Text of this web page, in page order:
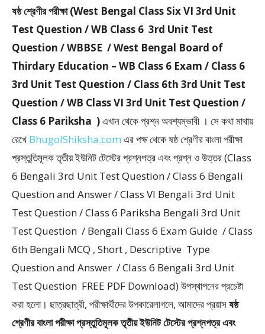
ষষ্ঠ শ্রেণীর পরীক্ষা (West Bengal Class Six VI 3rd Unit
Test Question / WB Class 6 3rd Unit Test
Question / WBBSE / West Bengal Board of
Thirdary Education – WB Class 6 Exam / Class 6
3rd Unit Test Question / Class 6th 3rd Unit Test
Question / WB Class VI 3rd Unit Test Question /
Class 6 Pariksha )এখান থেকে প্রশ্ন অবশ্যম্ভাবী । সে কথা মাথায়
রেখে BhugolShiksha.com এর পক্ষ থেকে ষষ্ঠ শ্রেণীর বাংলা পরীক্ষা
প্রস্তুতিমূলক তৃতীয় ইউনিট টেস্টের প্রশ্নপত্র এবং প্রশ্ন ও উত্তর (Class
6 Bengali 3rd Unit Test Question / Class 6 Bengali
Question and Answer / Class VI Bengali 3rd Unit
Test Question / Class 6 Pariksha Bengali 3rd Unit
Test Question / Bengali Class 6 Exam Guide / Class
6th Bengali MCQ , Short , Descriptive Type
Question and Answer / Class 6 Bengali 3rd Unit
Test Question FREE PDF Download) উপস্থাপনের প্রচেষ্টা
করা হলাে। ছাত্রছাত্রী, পরীক্ষার্থীদের উপকারেলাগলে, আমাদের প্রয়াসষষ্ঠ
শ্রেণীর বাংলা পরীক্ষা প্রস্তুতিমূলক তৃতীয় ইউনিট টেস্টের প্রশ্নপত্র এবং